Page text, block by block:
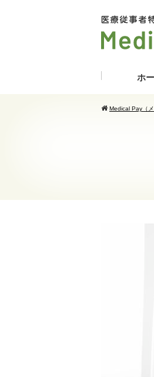
ホ
Medical Pay（メ